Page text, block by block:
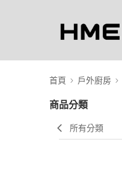
首頁 戶外廚房
商品分類
所有分類